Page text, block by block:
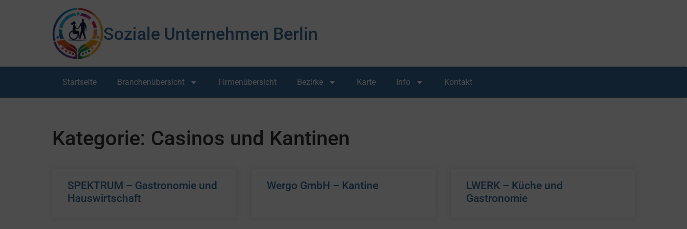
Soziale Unternehmen Berlin
Startseite Branchenübersicht Firmenübersicht Bezirke Karte Info Kontakt
Kategorie: Casinos und Kantinen
SPEKTRUM – Gastronomie und
Hauswirtschaft
Wergo GmbH – Kantine
LWERK – Küche und
Gastronomie